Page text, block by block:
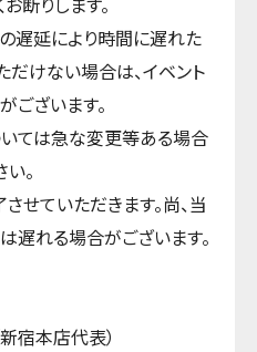
遅延により時間に遅れた
だけない場合は、イベント
ございます。
いては急な変更等ある場合
。
せていただきます。尚、当
遅れる場合がございます。
宿本店代表）